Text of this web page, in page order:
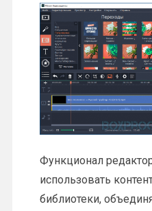
Функционал
использовать
библиотеки,